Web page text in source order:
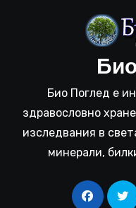
Био Поглед е
здравословно
изследвания в
минерали,